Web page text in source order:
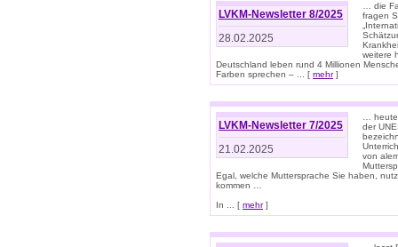
LVKM-Newsletter 8/2025
28.02.2025
… die
fragen
weitere
Deutschland leben rund 4 Millionen
Farben sprechen – ... [ mehr]
LVKM-Newsletter 7/2025
21.02.2025
…
der
von
Egal, welche Muttersprache Sie haben,
kommen …
In ... [ mehr]